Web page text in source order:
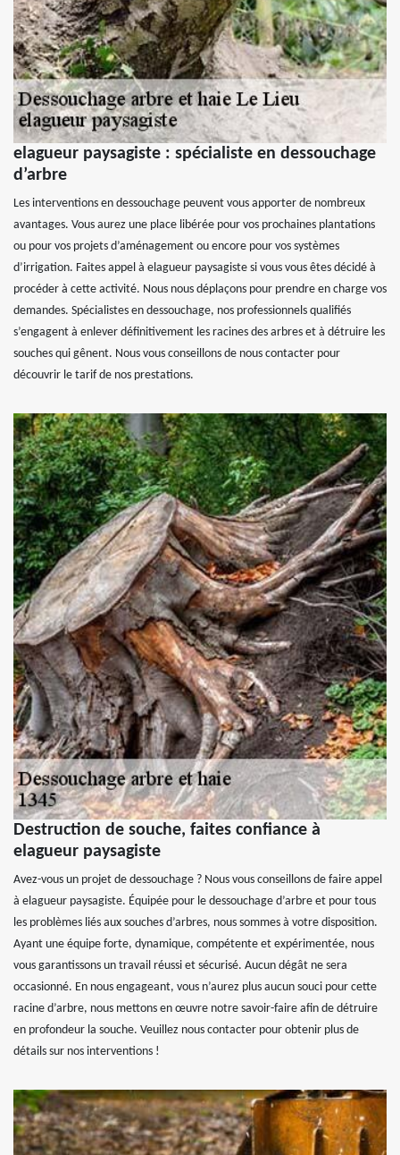
elagueur paysagiste : spécialiste en dessouchage
d’arbre
Les interventions en dessouchage peuvent vous apporter de nombreux
avantages. Vous aurez une place libérée pour vos prochaines plantations
ou pour vos projets d’aménagement ou encore pour vos systèmes
d’irrigation. Faites appel à elagueur paysagiste si vous vous êtes décidé à
procéder à cette activité. Nous nous déplaçons pour prendre en charge vos
demandes. Spécialistes en dessouchage, nos professionnels qualifiés
s’engagent à enlever définitivement les racines des arbres et à détruire les
souches qui gênent. Nous vous conseillons de nous contacter pour
découvrir le tarif de nos prestations.
Destruction de souche, faites confiance à
elagueur paysagiste
Avez-vous un projet de dessouchage ? Nous vous conseillons de faire appel
à elagueur paysagiste. Équipée pour le dessouchage d’arbre et pour tous
les problèmes liés aux souches d’arbres, nous sommes à votre disposition.
Ayant une équipe forte, dynamique, compétente et expérimentée, nous
vous garantissons un travail réussi et sécurisé. Aucun dégât ne sera
occasionné. En nous engageant, vous n’aurez plus aucun souci pour cette
racine d’arbre, nous mettons en œuvre notre savoir-faire afin de détruire
en profondeur la souche. Veuillez nous contacter pour obtenir plus de
détails sur nos interventions !